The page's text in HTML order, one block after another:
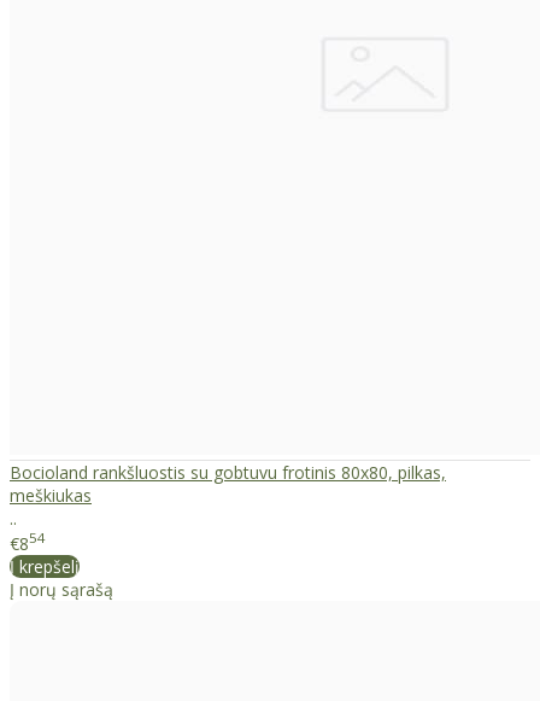
Bocioland rankšluostis su gobtuvu frotinis 80x80, pilkas,
meškiukas
..
€854
Į krepšelį
Į norų sąrašą